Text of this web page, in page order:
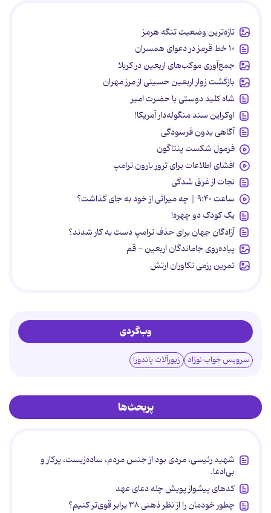
تازه‌ترین وضعیت تنگه هرمز
۱۰ خط قرمز در دعوای همسران
جمع‌آوری موکب‌های اربعین در کربلا
بازگشت زوار اربعین حسینی از مرز مهران
شاه کلید دوستی با حضرت امیر
اوکراین سند منگوله‌دار آمریکا!
آگاهی بدون فرسودگی
فرمول شکست پنتاگون
افشای اطلاعات برای ترور بارون ترامپ
نجات از غرق شدگی
ساعت ۹:۴۰ | چه میراثی از خود به جای گذاشت؟
یک کودک دو چهره!
آزادگان جهان برای حذف ترامپ دست به کار شدند؟
پیاده‌روی جاماندگان اربعین - قم
تمرین رزمی تکاوران ارتش
وب‌گردی
سرویس خواب نوزاد زیورآلات پاندورا
پربحث‌ها
شهید رئیسی، مردی بود از جنس مردم، ساده‌زیست، پرکار و
بی‌ادعا.
کدهای پیشواز پویش چله دعای عهد
چطور خودمان را از نظر ذهنی ۳۸ برابر قوی‌تر کنیم؟